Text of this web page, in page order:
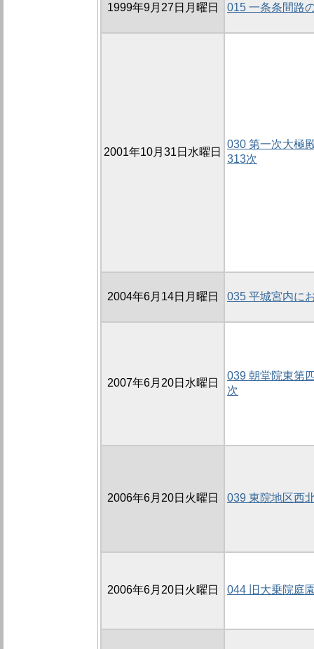
1999年9月27日月曜日 015 一条条間路
2001年10月31日水曜日
030 第一次大極
313次
2004年6月14日月曜日 035 平城宮内に
2007年6月20日水曜日
039 朝堂院東第
次
2006年6月20日火曜日 039 東院地区西
2006年6月20日火曜日 044 旧大乗院庭